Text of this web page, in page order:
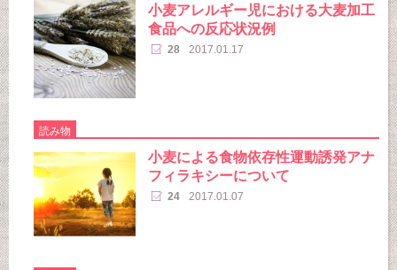
小麦アレルギー児における大麦加工
食品への反応状況例
28 2017.01.17
読み物
小麦による食物依存性運動誘発アナ
フィラキシーについて
24 2017.01.07